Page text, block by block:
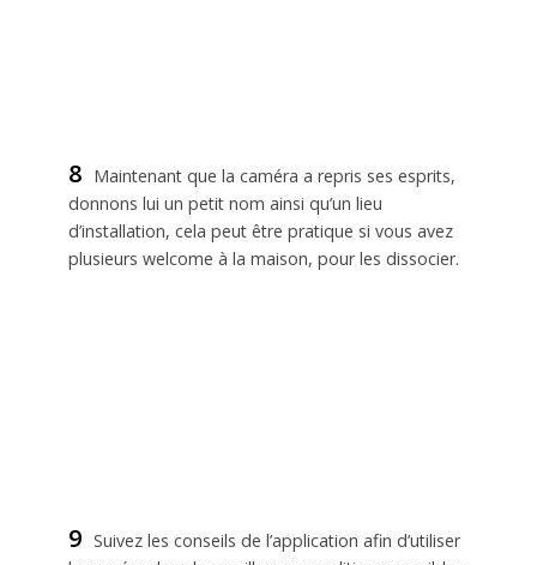
8
Maintenant que la caméra a repris ses esprits,
donnons lui un petit nom ainsi qu’un lieu
d’installation, cela peut être pratique si vous avez
plusieurs welcome à la maison, pour les dissocier.
9 Suivez les conseils de l’application afin d’utiliser